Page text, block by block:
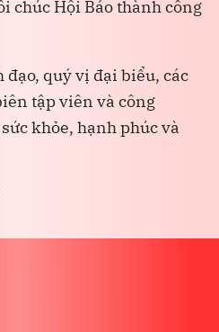
chúc Hội Báo thành công
đạo, quý vị đại biểu, các
tập viên và công
khỏe, hạnh phúc và